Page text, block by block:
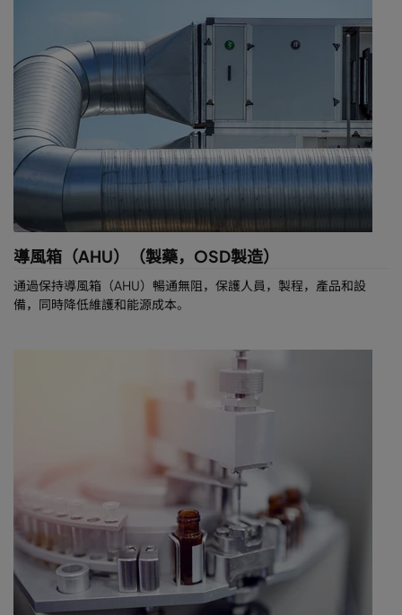
導風箱（AHU）（製藥，OSD製造）
通過保持導風箱（AHU）暢通無阻，保護人員，製程，產品和設
備，同時降低維護和能源成本。